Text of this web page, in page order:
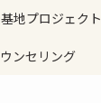
地プロジェクト
ンセリング